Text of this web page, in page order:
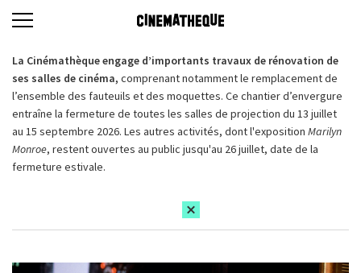
La Cinémathèque engage d’importants travaux de rénovation de
ses salles de cinéma, comprenant notamment le remplacement de
l’ensemble des fauteuils et des moquettes. Ce chantier d’envergure
entraîne la fermeture de toutes les salles de projection du 13 juillet
au 15 septembre 2026. Les autres activités, dont l'exposition Marilyn
Monroe, restent ouvertes au public jusqu'au 26 juillet, date de la
fermeture estivale.